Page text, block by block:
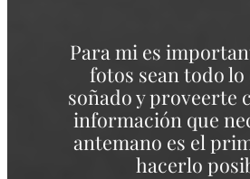
Para mi es
fotos sean todo lo
soñado y proveerte
información que
antemano es el
hacerlo